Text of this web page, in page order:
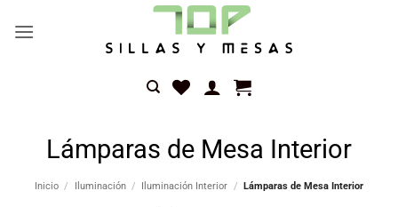
Lámparas de Mesa Interior
Inicio / Iluminación / Iluminación Interior / Lámparas de Mesa Interior